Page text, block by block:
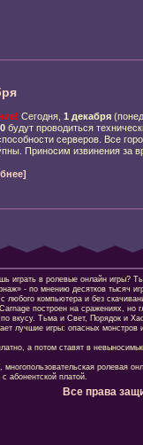
Сегодня, 1 декабря
будут проводиться
серверов. Все
Приносим извинения за
играть в ролевые онлайн игры?
- по мнению десятков тысяч
любого компьютера и без
построен на сражениях, но
вкусу. Тьма и Свет, Порядок и
лучшие игры: опасных монстров
а потом ставят в
ролевая
абонентской платой.
Все права